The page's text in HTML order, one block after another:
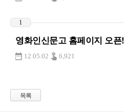
1
영화인신문고 홈페이지 오픈!
12.05.02 6,921
목록